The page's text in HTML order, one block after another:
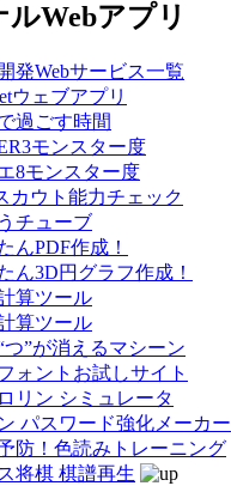
Webアプリ
発Webサービス一覧
ウェブアプリ
過ごす時間
モンスター度
8モンスター度
カウト能力チェック
チューブ
んPDF作成！
ん3D円グラフ作成！
算ツール
算ツール
つ”が消えるマシーン
ォントお試しサイト
リン シミュレータ
パスワード強化メーカー
防！色読みトレーニング
将棋 棋譜再生